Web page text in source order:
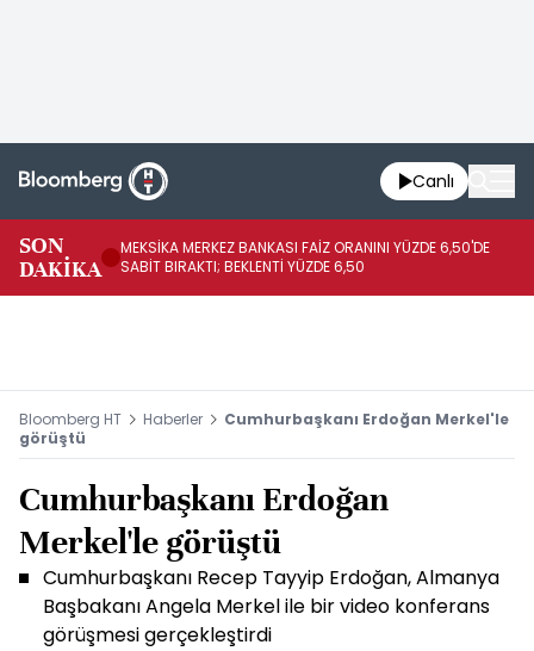
Canlı
SON
DAKİKA
MEKSİKA MERKEZ BANKASI FAİZ ORANINI YÜZDE 6,50'DE
SABİT BIRAKTI; BEKLENTİ YÜZDE 6,50
Bloomberg HT Haberler
Cumhurbaşkanı Erdoğan Merkel'le
görüştü
Cumhurbaşkanı Erdoğan
Merkel'le görüştü
Cumhurbaşkanı Recep Tayyip Erdoğan, Almanya
Başbakanı Angela Merkel ile bir video konferans
görüşmesi gerçekleştirdi